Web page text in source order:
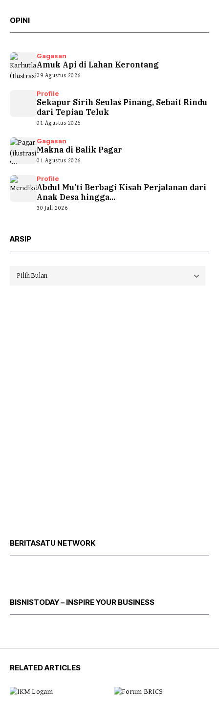
OPINI
Gagasan
Amuk Api di Lahan Kerontang
09 Agustus 2026
Profile
Sekapur Sirih Seulas Pinang, Sebait Rindu
dari Tepian Teluk
01 Agustus 2026
Gagasan
Makna di Balik Pagar
01 Agustus 2026
Profile
Abdul Mu’ti Berbagi Kisah Perjalanan dari
Anak Desa hingga...
30 Juli 2026
ARSIP
Arsip
BERITASATU NETWORK
BISNISTODAY – INSPIRE YOUR BUSINESS
RELATED ARTICLES